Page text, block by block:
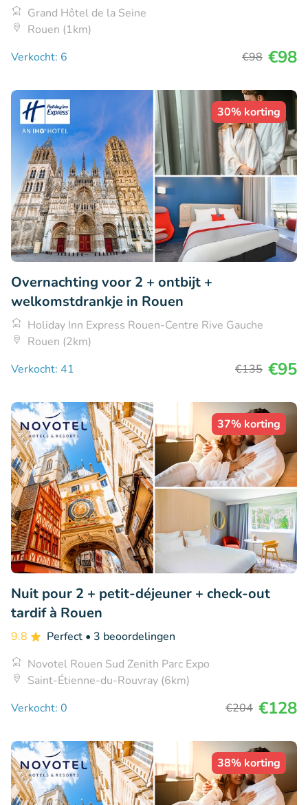
Grand Hôtel de la Seine
Rouen (1km)
Verkocht: 6
€98 €98
30% korting
Overnachting voor 2 + ontbijt +
welkomstdrankje in Rouen
Holiday Inn Express Rouen-Centre Rive Gauche
Rouen (2km)
Verkocht: 41
€135 €95
37% korting
Nuit pour 2 + petit-déjeuner + check-out
tardif à Rouen
9.8 Perfect • 3 beoordelingen
Novotel Rouen Sud Zenith Parc Expo
Saint-Étienne-du-Rouvray (6km)
Verkocht: 0
€204 €128
38% korting